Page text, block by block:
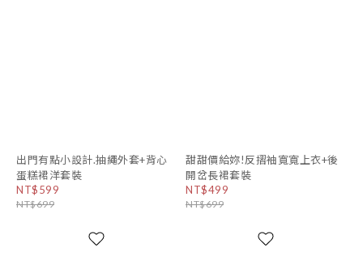
出門有點小設計.抽繩外套+背心
蛋糕裙洋套裝
NT$599
NT$699
甜甜價給妳!反摺袖寬寬上衣+後
開岔長裙套裝
NT$499
NT$699